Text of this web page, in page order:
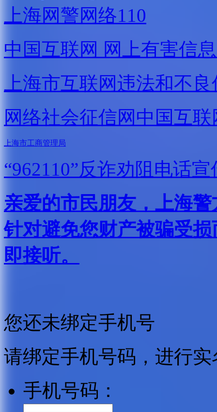
上海网警网络110
中国互联网 网上有害信
上海市互联网违法和不
网络社会征信网 中国互
上海市工商管理局
“962110”反诈劝阻电话宣
亲爱的市民朋友，上海
针对避免您财产被骗受
即接听。
您还未绑定手机号
请绑定手机号码，进行
手机号码：